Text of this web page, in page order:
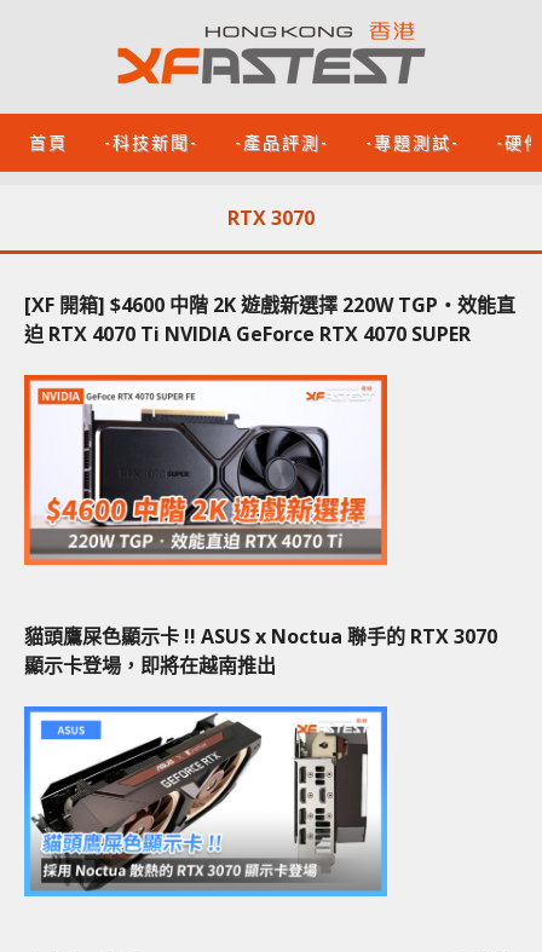
首頁 -科技新聞- -產品評測- -專題測試- -硬
RTX 3070
[XF 開箱] $4600 中階 2K 遊戲新選擇 220W TGP‧效能直
迫 RTX 4070 Ti NVIDIA GeForce RTX 4070 SUPER
貓頭鷹屎色顯示卡 !! ASUS x Noctua 聯手的 RTX 3070
顯示卡登場，即將在越南推出